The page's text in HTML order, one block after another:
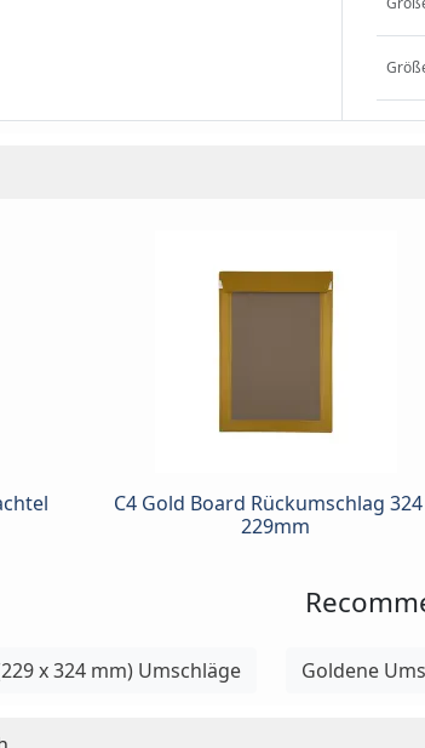
C4 Gold Board Rückumschlag
229mm
x 324 mm) Umschläge Goldene